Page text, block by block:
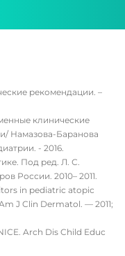
рекомендации. –
клинические
Намазова-Баранова
- 2016.
Под ред. Л. С.
России. 2010– 2011.
in pediatric atopic
J Clin Dermatol. — 2011;
Arch Dis Child Educ